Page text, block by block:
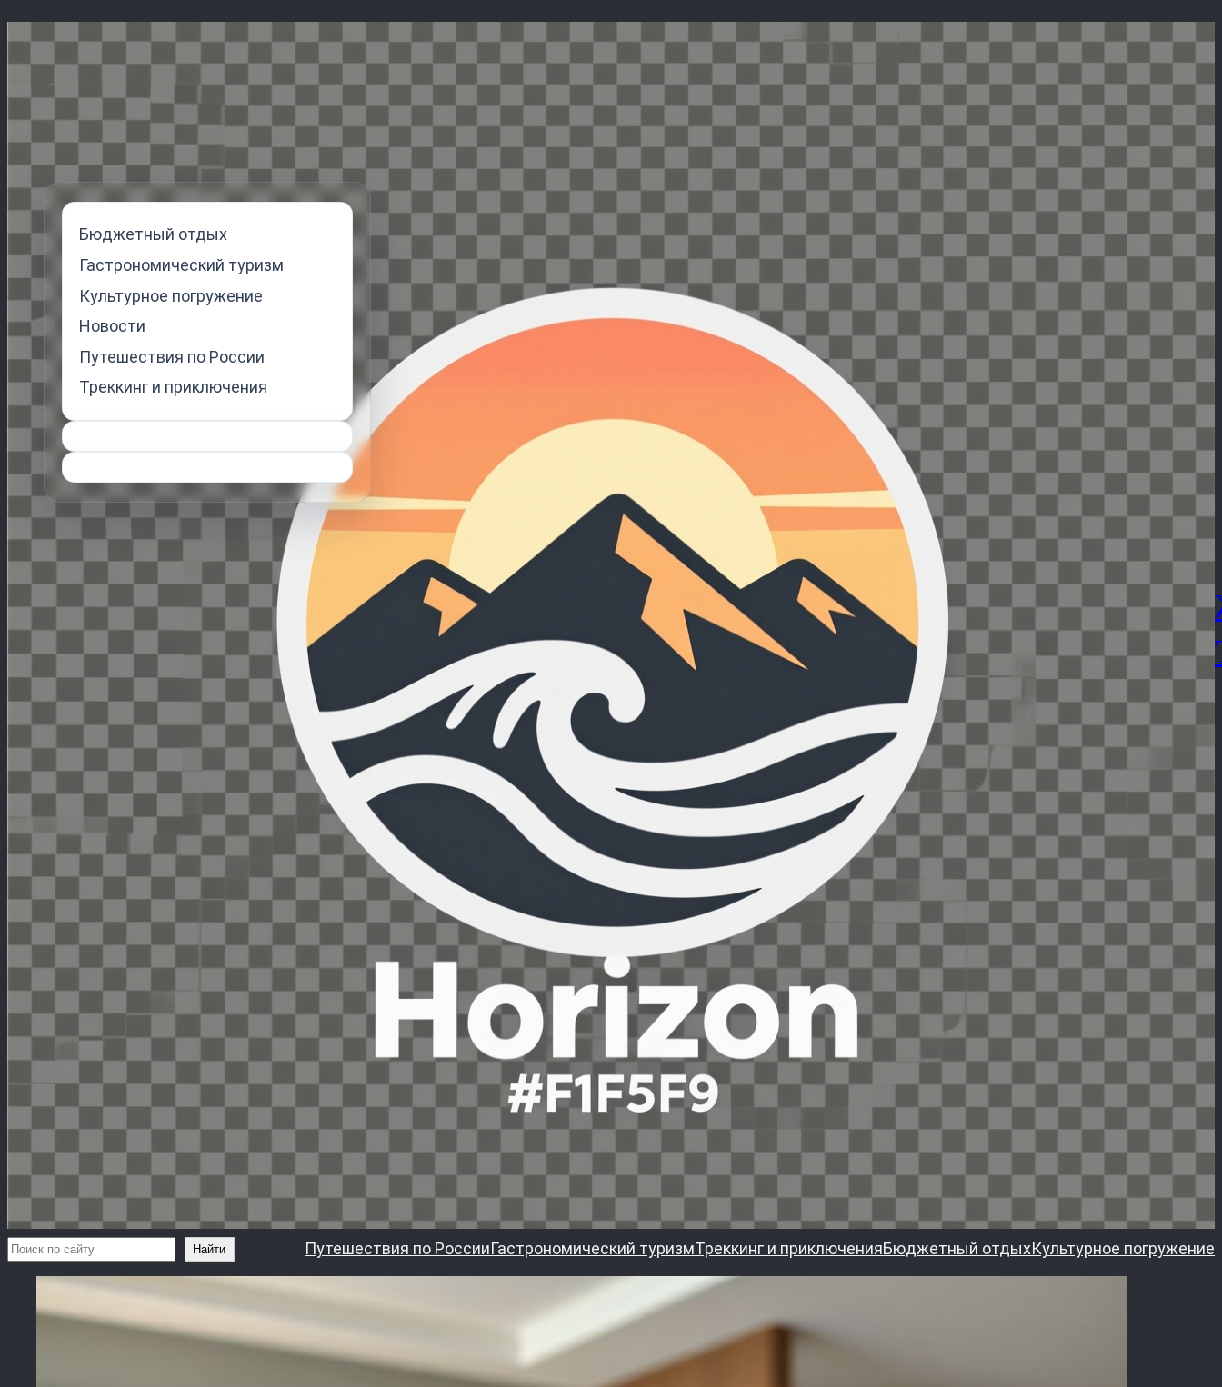
Перейти
к
содержимому
Поиск Найти Путешествия по РоссииГастрономический туризмТреккинг и приключенияБюджетный отдыхКультурное погружение
Бюджетный отдых
Гастрономический туризм
Культурное погружение
Новости
Путешествия по России
Треккинг и приключения